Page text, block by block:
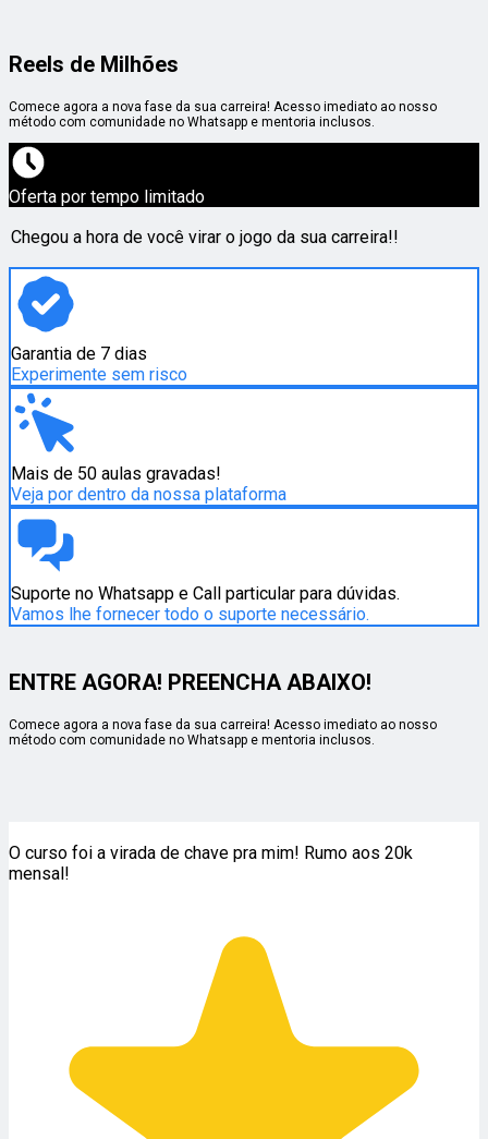
Reels de Milhões
Comece agora a nova fase da sua carreira! Acesso imediato ao nosso
método com comunidade no Whatsapp e mentoria inclusos.
Oferta por tempo limitado
Chegou a hora de você virar o jogo da sua carreira!!
Garantia de 7 dias
Experimente sem risco
Mais de 50 aulas gravadas!
Veja por dentro da nossa plataforma
Suporte no Whatsapp e Call particular para dúvidas.
Vamos lhe fornecer todo o suporte necessário.
ENTRE AGORA! PREENCHA ABAIXO!
Comece agora a nova fase da sua carreira! Acesso imediato ao nosso
método com comunidade no Whatsapp e mentoria inclusos.
O curso foi a virada de chave pra mim! Rumo aos 20k
mensal!